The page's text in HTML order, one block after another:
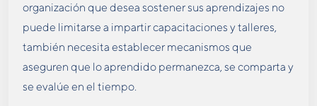
organización que desea sostener sus aprendizajes no
puede limitarse a impartir capacitaciones y talleres,
también necesita establecer mecanismos que
aseguren que lo aprendido permanezca, se comparta y
se evalúe en el tiempo.